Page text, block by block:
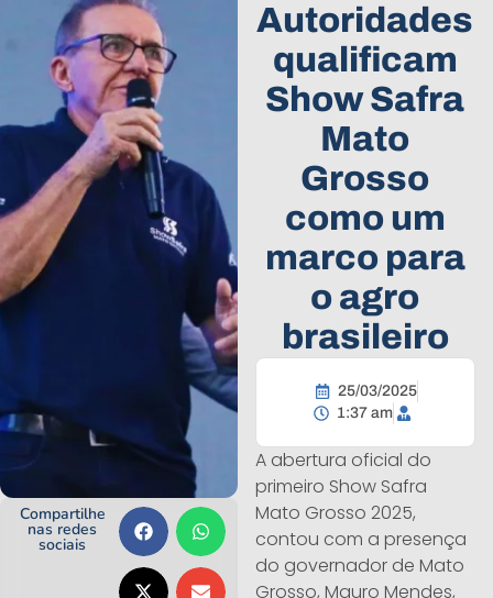
Compartilhe
nas redes
sociais
Autoridades
qualificam
Show Safra
Mato
Grosso
como um
marco para
o agro
brasileiro
25/03/2025
1:37 am
A abertura oficial do
primeiro Show Safra
Mato Grosso 2025,
contou com a presença
do governador de Mato
Grosso, Mauro Mendes,